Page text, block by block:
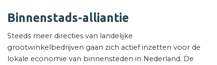
Binnenstads-alliantie
Steeds meer directies van landelijke
grootwinkelbedrijven gaan zich actief inzetten voor de
lokale economie van binnensteden in Nederland. De